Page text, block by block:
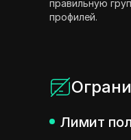
правильную
профилей.
Лимит